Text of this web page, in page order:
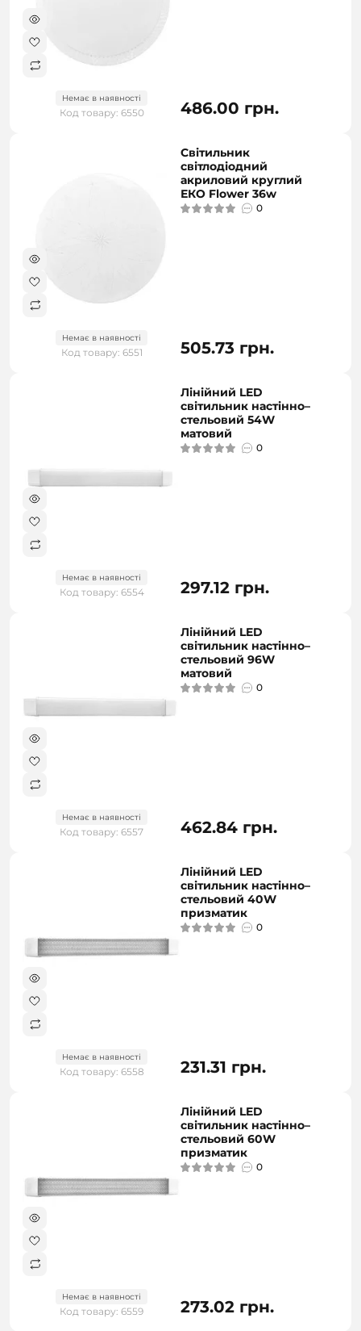
Немає в наявності
Код товару: 6550 486.00 грн.
Немає в наявності
Код товару: 6551
Світильник
світлодіодний
акриловий круглий
ЕКО Flower 36w
0
505.73 грн.
Немає в наявності
Код товару: 6554
Лінійний LED
світильник настінно–
стельовий 54W
матовий
0
297.12 грн.
Немає в наявності
Код товару: 6557
Лінійний LED
світильник настінно–
стельовий 96W
матовий
0
462.84 грн.
Немає в наявності
Код товару: 6558
Лінійний LED
світильник настінно–
стельовий 40W
призматик
0
231.31 грн.
Немає в наявності
Код товару: 6559
Лінійний LED
світильник настінно–
стельовий 60W
призматик
0
273.02 грн.